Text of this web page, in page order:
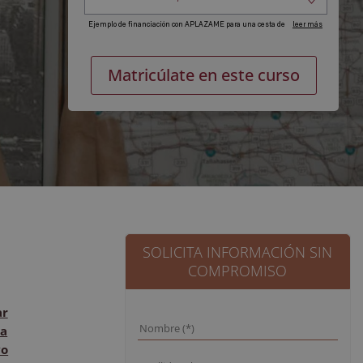
en
de
cantidad
Matricúlate en este curso
SOLICITA INFORMACIÓN SIN
COMPROMISO